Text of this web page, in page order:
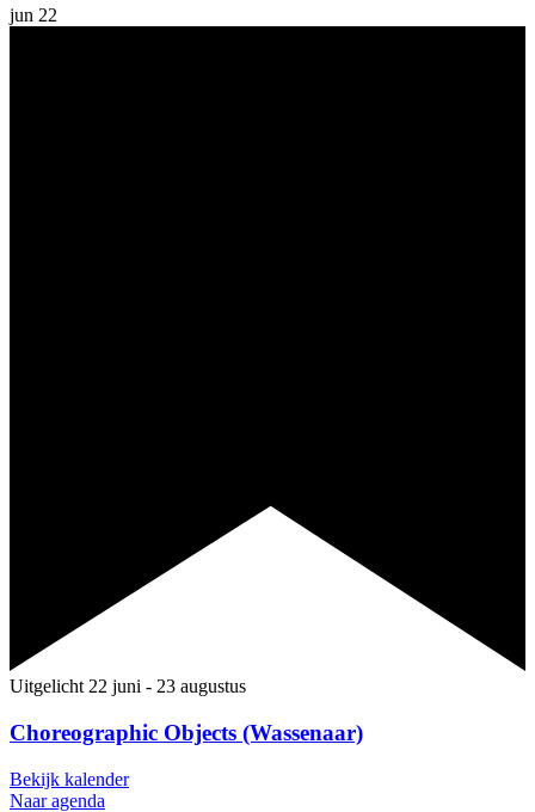
jun 22
Uitgelicht 22 juni - 23 augustus
Choreographic Objects (Wassenaar)
Bekijk kalender
Naar agenda